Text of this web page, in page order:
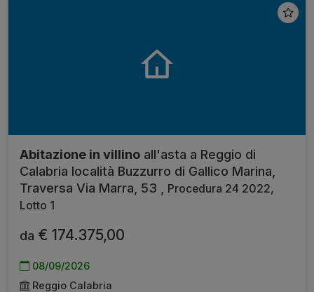
Abitazione in villino all'asta a Reggio di
Calabria località Buzzurro di Gallico Marina,
Traversa Via Marra, 53 ,
Procedura 24 2022,
Lotto 1
da € 174.375,00
08/09/2026
Reggio Calabria